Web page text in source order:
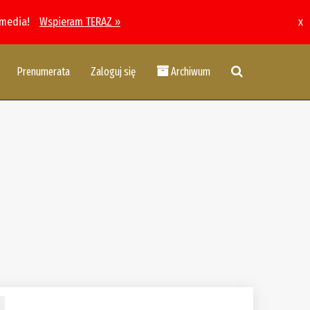
Wspieram TERAZ » x
Prenumerata Zaloguj się Archiwum